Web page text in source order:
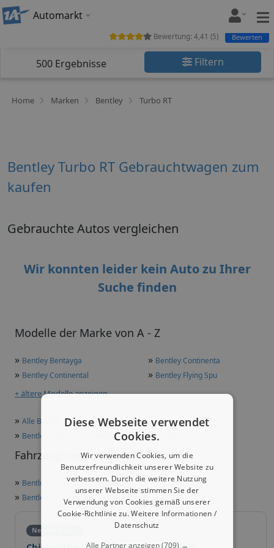
Automarkt
500 Ergebnisse Filtern
Home Marken Bentley Turbo RT
Modelle der Marke von A - Z
» Bentley Bentayga » Bentley Continenta
» Bentley Continental » Bentley Flying Spu
+ ältere Modelle anzeigen
» Alle Bentley Modelle in der Übersicht
» Bentley Turbo RT Technische Daten und mehr
Fahrzeugklassen dieser Marke
» Bentley Oberklasse
» Bentley Sportwagen
Neu im Trend
Bewertung: 4,41 (5) Bewerten
Bentley Turbo RT Gebrauchtwagen zum
kaufen
Gebrauchte Autos vergleichen
Wir konnten leider kein Auto zu Ihrer
Suche finden
Diese Webseite verwendet
Cookies.
Wir verwenden Cookies, um die
Benutzerfreundlichkeit unserer Website zu
verbessern. Durch die weitere Nutzung
unserer Webseite stimmen Sie der
Verwendung von Cookies gemäß unserer
Cookie-Richtlinie zu.Weitere Informationen /
Datenschutz
Alle Partner anzeigen(709) →